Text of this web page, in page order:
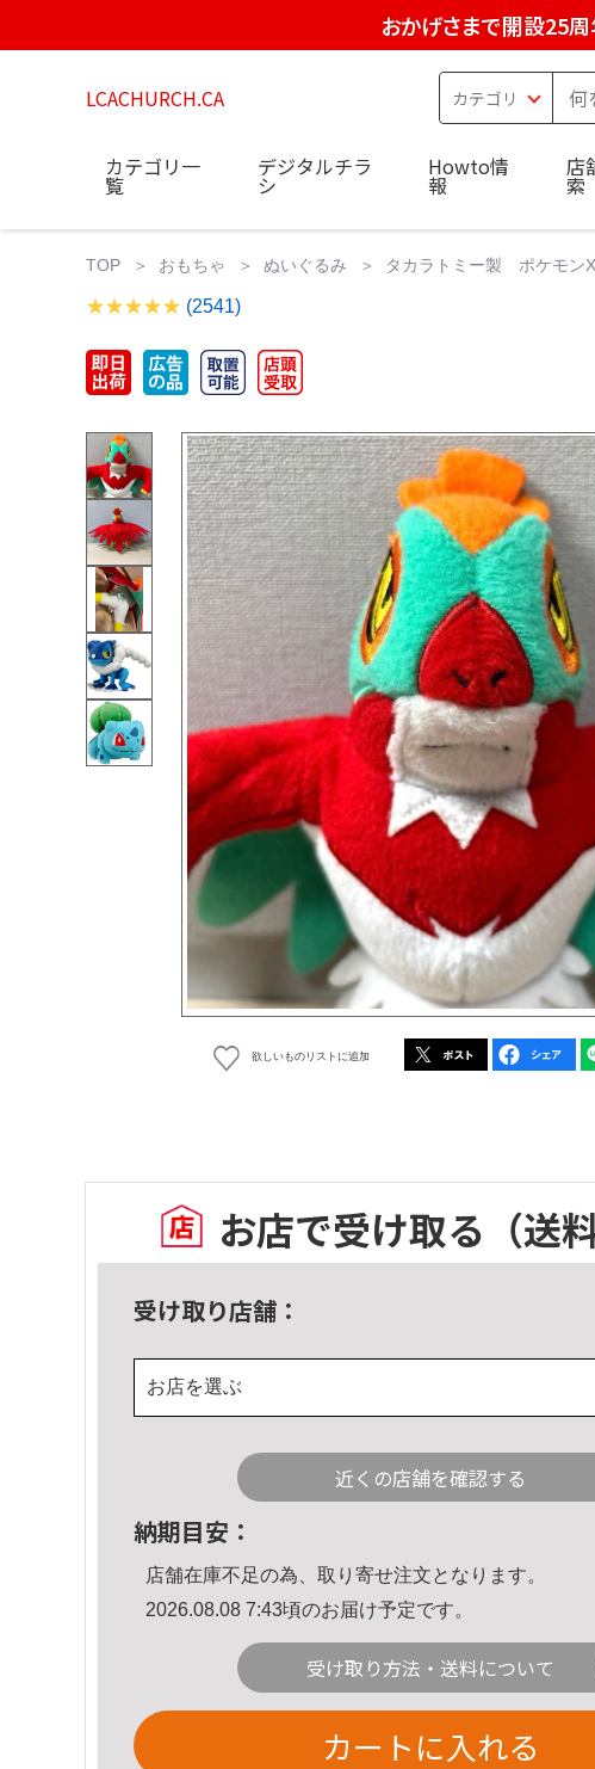
おかげさまで開設25
LCACHURCH.CA
カテゴリ一
覧
デジタルチラ
シ
Howto情
報
店
索
TOP おもちゃ ぬいぐるみ タカラトミー製 ポケモン
(2541)
欲しいものリストに追加
お店で受け取る （送
受け取り店舗：
お店を選ぶ
近くの店舗を確認する
納期目安：
店舗在庫不足の為、取り寄せ注文となります。
2026.08.08 7:43頃のお届け予定です。
受け取り方法・送料について
カートに入れる